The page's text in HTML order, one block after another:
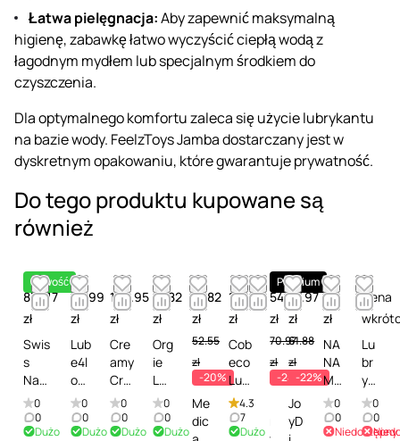
Łatwa pielęgnacja:Aby zapewnić maksymalną
higienę, zabawkę łatwo wyczyścić ciepłą wodą z
łagodnym mydłem lub specjalnym środkiem do
czyszczenia.
Dla optymalnego komfortu zaleca się użycie lubrykantu
na bazie wody. FeelzToys Jamba dostarczany jest w
dyskretnym opakowaniu, które gwarantuje prywatność.
Do tego produktu kupowane są
również
Nowość
835.17
zł
Swis
s
Navy
Prem
ium
Anal
0
0
Dużo
48.99
zł
Lub
e4l
ove
rs
A is
for
0
0
Dużo
105.95
zł
Cre
amy
Cre
amy
Cu
m -
0
0
Dużo
41.82
zł
Org
ie
Lub
e
Tub
e
0
0
Dużo
41.82
zł
52.55
zł
-20%
Me
dic
127.92
zł
Cob
eco
Lub
rica
ting
Bu
4.3
7
Dużo
Premium
54.12
zł
70.97
zł
-24%
47.97
zł
61.88
zł
-22%
Jo
yD
52
zł
NA
NA
MI
An
al
Thi
0
0
Niedostępny
Cena
Lu
br
yk
an
t
Se
0
0